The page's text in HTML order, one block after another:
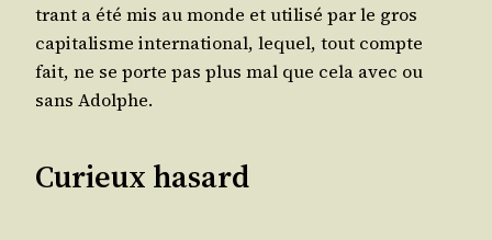
trant a été mis au monde et uti­li­sé par le gros
capi­ta­lisme inter­na­tio­nal, lequel, tout compte
fait, ne se porte pas plus mal que cela avec ou
sans Adolphe.
Curieux hasard